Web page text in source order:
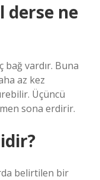
derse ne
bağ vardır. Buna
az kez
Üçüncü
sona erdirir.
belirtilen bir